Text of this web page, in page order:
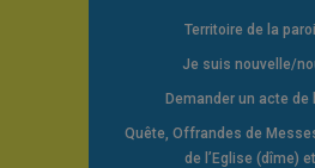
Territoire de la
Je suis nouvelle/
Demander un acte de
Quête, Offrandes de
de l’Eglise (dîme)